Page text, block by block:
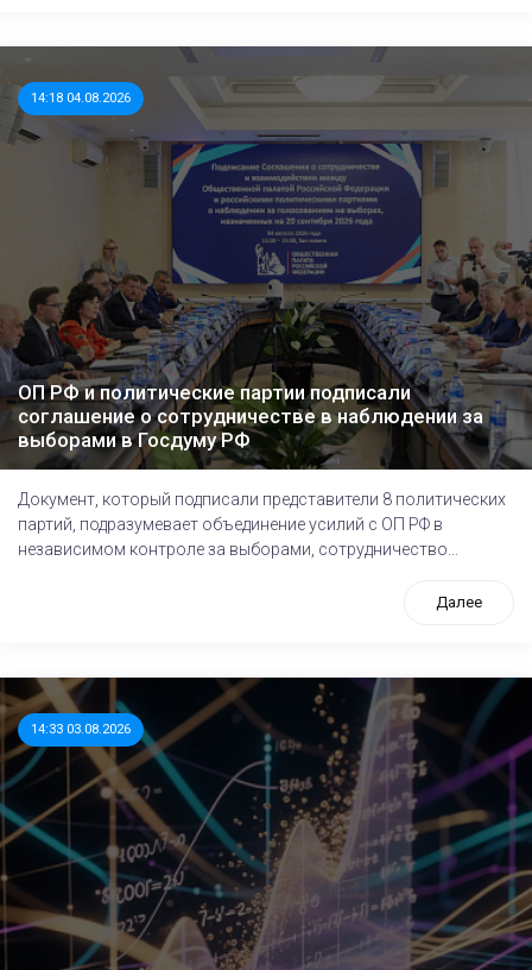
14:18 04.08.2026
ОП РФ и политические партии подписали
соглашение о сотрудничестве в наблюдении за
выборами в Госдуму РФ
Документ, который подписали представители 8 политических
партий, подразумевает объединение усилий с ОП РФ в
независимом контроле за выборами, сотрудничество...
Далее
14:33 03.08.2026